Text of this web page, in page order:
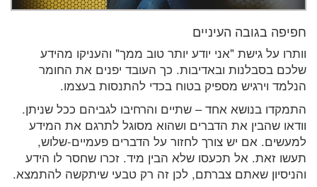
חפיפה בגובה העיניים
וותרו על גישת "אני יודע יותר טוב ממך" והעניקו מהידע
שלכם בסבלנות ובאדיבות. כך העובד יפנים את החומר
הנלמד וירגיש מספיק בטוח בכדי להתנסות בעצמו.
התמקדו בנושא אחד – שתיים והרחיבו לגביהם ככל שניתן.
וודאו שהבין את הדברים ושהוא מסוגל לתרגם את המידע
למעשים. אם יש צורך לחזור על הדברים פעמיים-שלוש,
תעשו זאת. אל תכעסו שלא הבין מיד. זכרו שחסר לו הידע
והניסיון שאתם צברתם, לכן זה רק טבעי שיתקשה להתמצא.